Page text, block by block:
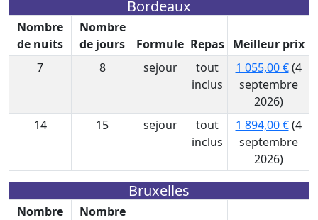
Bordeaux
Nombre
de nuits
Nombre
de jours
Formule Repas Meilleur prix
7
8 sejour
tout
inclus
1 055,00 €(4
septembre
2026)
14
15 sejour
tout
inclus
1 894,00 €(4
septembre
2026)
Bruxelles
Nombre
Nombre